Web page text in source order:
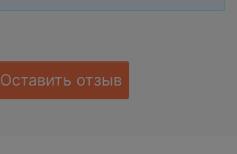
Оставить отзыв